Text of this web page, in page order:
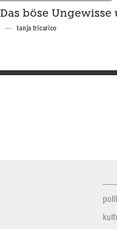
Das böse
tanja tricarico